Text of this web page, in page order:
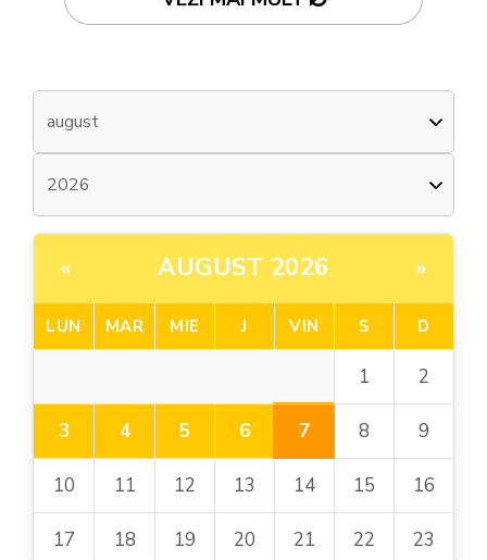
« AUGUST 2026 »
LUN MAR MIE J VIN S D
1 2
3 4 5 6 7 8 9
10 11 12 13 14 15 16
17 18 19 20 21 22 23